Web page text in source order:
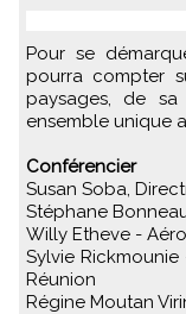
Pour se démarquer et s’imposer demain, La Réunion
pourra compter
paysages, de
ensemble unique
Conférencier
Susan Soba,
Stéphane
Willy Etheve -
Sylvie
Réunion
Régine Moutan